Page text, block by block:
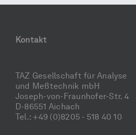
Kontakt
TAZ Gesellschaft für Analyse
und Meßtechnik mbH
Joseph-von-Fraunhofer-Str. 4
D-86551 Aichach
Tel.: +49 (0)8205 - 518 40 10